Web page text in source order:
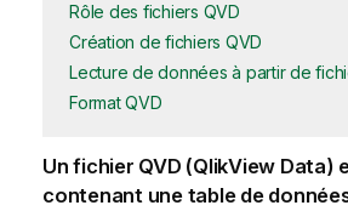
Rôle des fichiers QVD
Création de fichiers QVD
Lecture de données à partir de
Format QVD
Un fichier QVD (QlikView Data)
contenant une table de